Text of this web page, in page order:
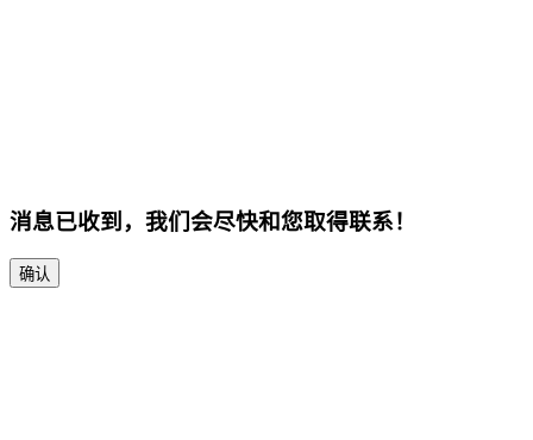
消息已收到，我们会尽快和您取得联系！
确认